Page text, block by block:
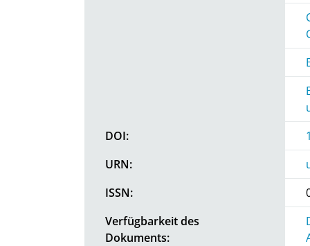
DOI:
URN:
ISSN:
Verfügbarkeit des
Dokuments: